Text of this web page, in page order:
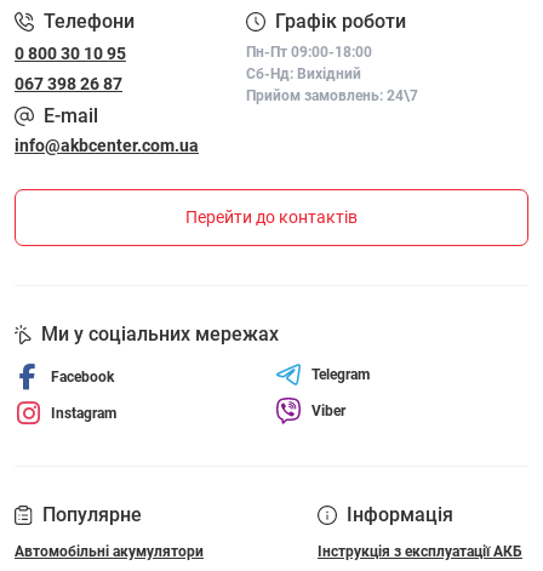
Телефони
0 800 30 10 95
067 398 26 87
Графік роботи
Пн-Пт 09:00-18:00
Сб-Нд: Вихідний
Прийом замовлень: 24\7
E-mail
info@akbcenter.com.ua
Перейти до контактів
Популярне
Автомобільні акумулятори
Інформація
Інструкція з експлуатації АКБ
Ми у соціальних мережах
Facebook
Instagram
Telegram
Viber